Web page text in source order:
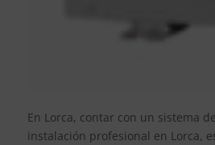
En Lorca, contar con un sistema
instalación profesional en Lorca,